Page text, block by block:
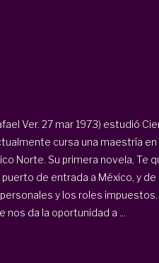
Ver. 27 mar 1973) estudió
cursa una maestría
Norte. Su primera novela, Te
de entrada a México, y
y los roles
nos da la oportunidad a ...